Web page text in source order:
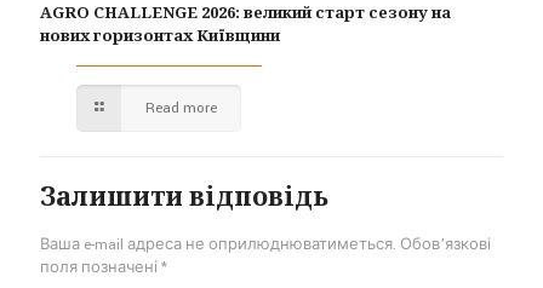
AGRO CHALLENGE 2026: великий старт сезону на
нових горизонтах Київщини
Read more
Залишити відповідь
Ваша e-mail адреса не оприлюднюватиметься. Обов’язкові
поля позначені *